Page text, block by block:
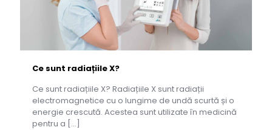
Ce sunt radiațiile X?
Ce sunt radiațiile X? Radiațiile X sunt radiații
electromagnetice cu o lungime de undă scurtă și o
energie crescută. Acestea sunt utilizate în medicină
pentru a […]